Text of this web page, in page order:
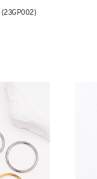
(23GP002)